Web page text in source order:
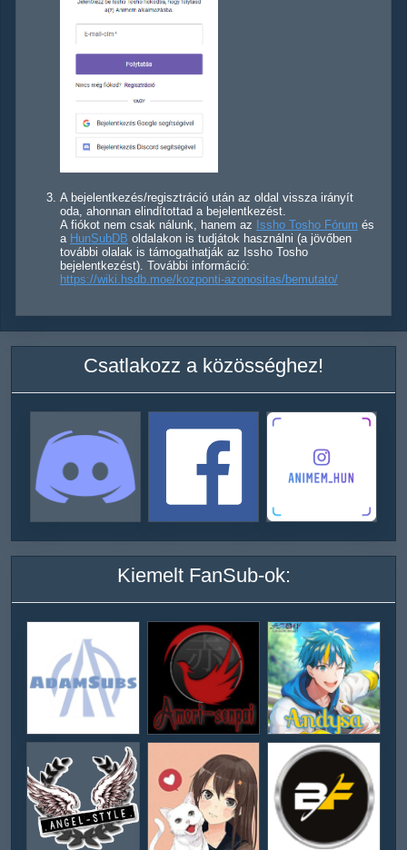
A bejelentkezés/regisztráció után az oldal vissza irányít
oda, ahonnan elindítottad a bejelentkezést.
A fiókot nem csak nálunk, hanem az Issho Tosho Fórum és
a HunSubDB oldalakon is tudjátok használni (a jövőben
további olalak is támogathatják az Issho Tosho
bejelentkezést). További információ:
https://wiki.hsdb.moe/kozponti-azonositas/bemutato/
Csatlakozz a közösséghez!
Kiemelt FanSub-ok: